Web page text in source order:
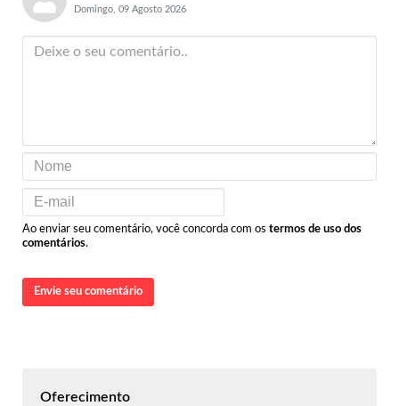
Domingo, 09 Agosto 2026
Ao enviar seu comentário, você concorda com os termos de uso dos
comentários.
Envie seu comentário
Oferecimento